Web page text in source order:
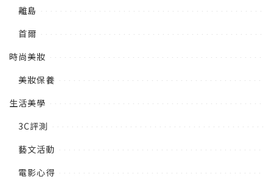
離島
首爾
時尚美妝
美妝保養
生活美學
3C評測
藝文活動
電影心得